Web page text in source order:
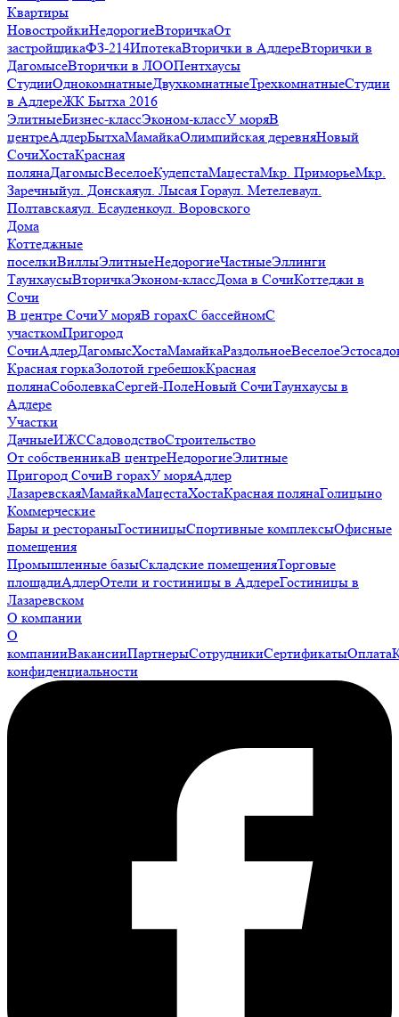
Квартиры
НовостройкиНедорогиеВторичкаОт
застройщикаФЗ-214ИпотекаВторички в АдлереВторички в
ДагомысеВторички в ЛООПентхаусы
СтудииОднокомнатныеДвухкомнатныеТрехкомнатныеСтудии
в АдлереЖК Бытха 2016
ЭлитныеБизнес-классЭконом-классУ моряВ
центреАдлерБытхаМамайкаОлимпийская деревняНовый
СочиХостаКрасная
полянаДагомысВеселоеКудепстаМацестаМкр. ПриморьеМкр.
Заречныйул. Донскаяул. Лысая Гораул. Метелеваул.
Полтавскаяул. Есауленкоул. Воровского
Дома
Коттеджные
поселкиВиллыЭлитныеНедорогиеЧастныеЭллинги
ТаунхаусыВторичкаЭконом-классДома в СочиКоттеджи в
Сочи
В центре СочиУ моряВ горахС бассейномС
участкомПригород
СочиАдлерДагомысХостаМамайкаРаздольноеВеселое
Красная горкаЗолотой гребешокКрасная
полянаСоболевкаСергей-ПолеНовый СочиТаунхаусы в
Адлере
Участки
ДачныеИЖССадоводствоСтроительство
От собственникаВ центреНедорогиеЭлитные
Пригород СочиВ горахУ моряАдлер
ЛазаревскаяМамайкаМацестаХостаКрасная полянаГолицыно
Коммерческие
Бары и рестораныГостиницыСпортивные комплексыОфисные
помещения
Промышленные базыСкладские помещенияТорговые
площадиАдлерОтели и гостиницы в АдлереГостиницы в
Лазаревском
О компании
О
компанииВакансииПартнерыСотрудникиСертификатыОплата
конфиденциальности